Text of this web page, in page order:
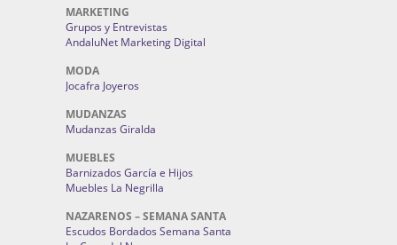
MARKETING
Grupos y Entrevistas
AndaluNet Marketing Digital
MODA
Jocafra Joyeros
MUDANZAS
Mudanzas Giralda
MUEBLES
Barnizados García e Hijos
Muebles La Negrilla
NAZARENOS – SEMANA SANTA
Escudos Bordados Semana Santa